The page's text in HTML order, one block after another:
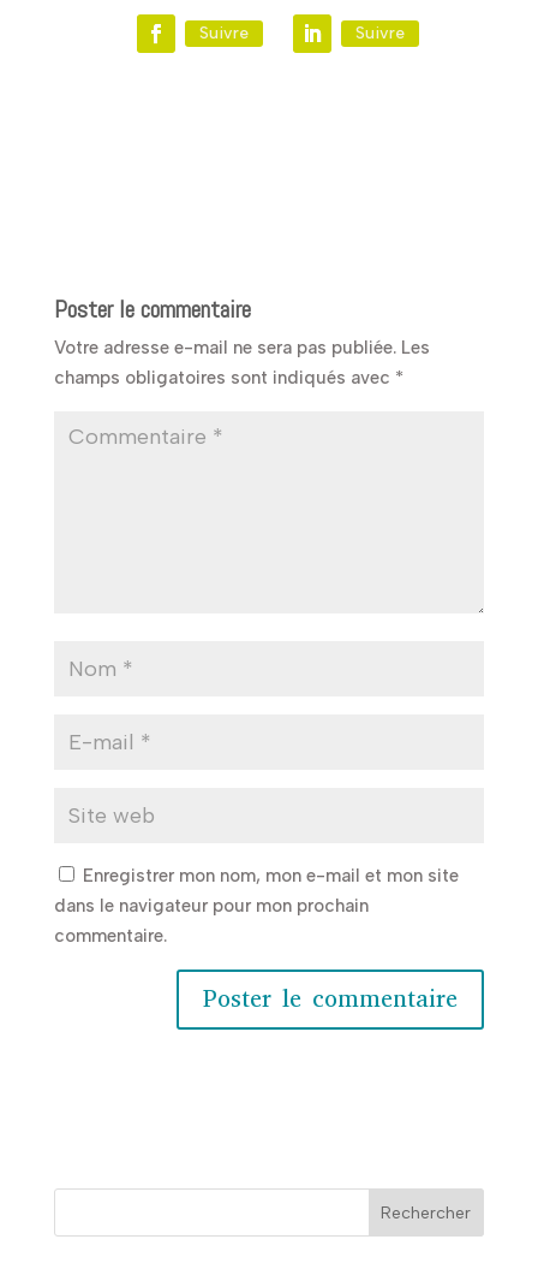
Suivre Suivre
Poster le commentaire
Votre adresse e-mail ne sera pas publiée. Les
champs obligatoires sont indiqués avec *
Enregistrer mon nom, mon e-mail et mon site
dans le navigateur pour mon prochain
commentaire.
Rechercher